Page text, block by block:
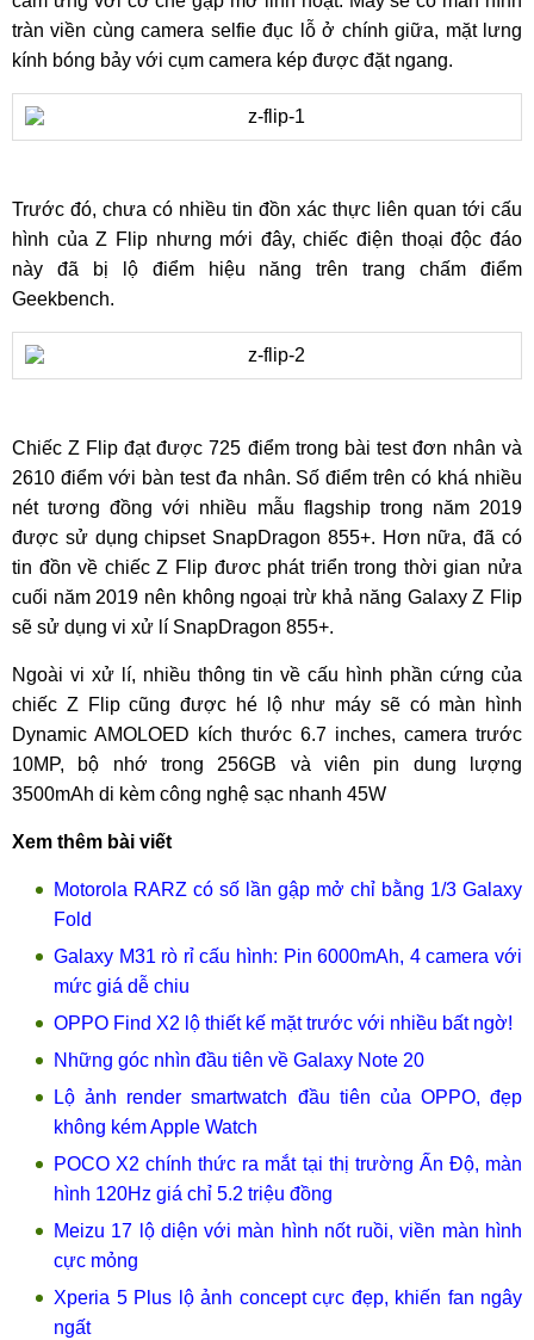
tràn viền cùng camera selfie đục lỗ ở chính giữa, mặt lưng
kính bóng bảy với cụm camera kép được đặt ngang.
Trước đó, chưa có nhiều tin đồn xác thực liên quan tới cấu
hình của Z Flip nhưng mới đây, chiếc điện thoại độc đáo
này đã bị lộ điểm hiệu năng trên trang chấm điểm
Geekbench.
Chiếc Z Flip đạt được 725 điểm trong bài test đơn nhân và
2610 điểm với bàn test đa nhân. Số điểm trên có khá nhiều
nét tương đồng với nhiều mẫu flagship trong năm 2019
được sử dụng chipset SnapDragon 855+. Hơn nữa, đã có
tin đồn về chiếc Z Flip đươc phát triển trong thời gian nửa
cuối năm 2019 nên không ngoại trừ khả năng Galaxy Z Flip
sẽ sử dụng vi xử lí SnapDragon 855+.
Ngoài vi xử lí, nhiều thông tin về cấu hình phần cứng của
chiếc Z Flip cũng được hé lộ như máy sẽ có màn hình
Dynamic AMOLOED kích thước 6.7 inches, camera trước
10MP, bộ nhớ trong 256GB và viên pin dung lượng
3500mAh di kèm công nghệ sạc nhanh 45W
Xem thêm bài viết
Motorola RARZ có số lần gập mở chỉ bằng 1/3 Galaxy
Fold
Galaxy M31 rò rỉ cấu hình: Pin 6000mAh, 4 camera với
mức giá dễ chiu
OPPO Find X2 lộ thiết kế mặt trước với nhiều bất ngờ!
Những góc nhìn đầu tiên về Galaxy Note 20
Lộ ảnh render smartwatch đầu tiên của OPPO, đẹp
không kém Apple Watch
POCO X2 chính thức ra mắt tại thị trường Ấn Độ, màn
hình 120Hz giá chỉ 5.2 triệu đồng
Meizu 17 lộ diện với màn hình nốt ruồi, viền màn hình
cực mỏng
Xperia 5 Plus lộ ảnh concept cực đẹp, khiến fan ngây
ngất